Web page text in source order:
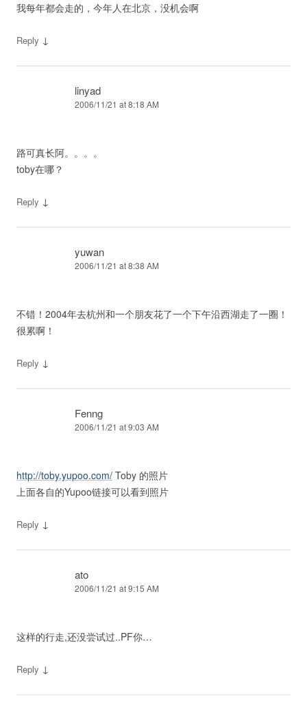
我每年都会走的，今年人在北京，没机会啊
Reply ↓
linyad
2006/11/21 at 8:18 AM
路可真长阿。。。。
toby在哪？
Reply ↓
yuwan
2006/11/21 at 8:38 AM
不错！2004年去杭州和一个朋友花了一个下午沿西湖走了一圈！
很累啊！
Reply ↓
Fenng
2006/11/21 at 9:03 AM
http://toby.yupoo.com/ Toby 的照片
上面各自的Yupoo链接可以看到照片
Reply ↓
ato
2006/11/21 at 9:15 AM
这样的行走,还没尝试过..PF你…
Reply ↓